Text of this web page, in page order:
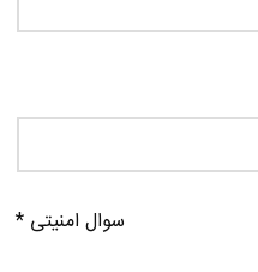
سوال امنیتی *